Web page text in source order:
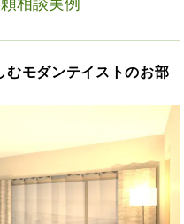
相談実例
むモダンテイストのお部